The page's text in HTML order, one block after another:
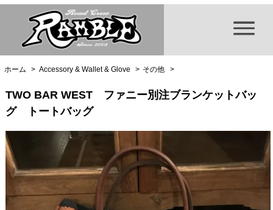
ホーム > Accessory & Wallet & Glove > その他 >
TWO BAR WEST ファニー別注ブランケットバッ
グ トートバッグ